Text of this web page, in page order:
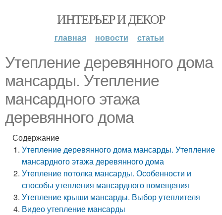
ИНТЕРЬЕР И ДЕКОР
главная новости статьи
Утепление деревянного дома
мансарды. Утепление
мансардного этажа
деревянного дома
Содержание
Утепление деревянного дома мансарды. Утепление
мансардного этажа деревянного дома
Утепление потолка мансарды. Особенности и
способы утепления мансардного помещения
Утепление крыши мансарды. Выбор утеплителя
Видео утепление мансарды